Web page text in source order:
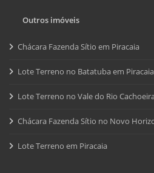
Outros imóveis
Chácara Fazenda Sítio em Piracaia
Lote Terreno no Batatuba em Piracaia
Lote Terreno no Vale do Rio
Chácara Fazenda Sítio no Novo
Lote Terreno em Piracaia